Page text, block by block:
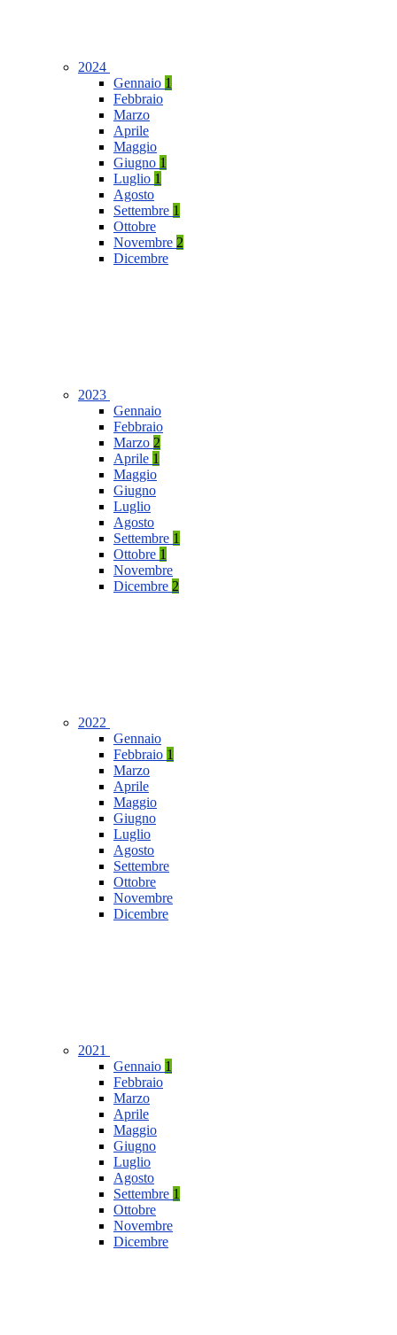
2024
Gennaio 1
Febbraio
Marzo
Aprile
Maggio
Giugno 1
Luglio 1
Agosto
Settembre 1
Ottobre
Novembre 2
Dicembre
2023
Gennaio
Febbraio
Marzo 2
Aprile 1
Maggio
Giugno
Luglio
Agosto
Settembre 1
Ottobre 1
Novembre
Dicembre 2
2022
Gennaio
Febbraio 1
Marzo
Aprile
Maggio
Giugno
Luglio
Agosto
Settembre
Ottobre
Novembre
Dicembre
2021
Gennaio 1
Febbraio
Marzo
Aprile
Maggio
Giugno
Luglio
Agosto
Settembre 1
Ottobre
Novembre
Dicembre